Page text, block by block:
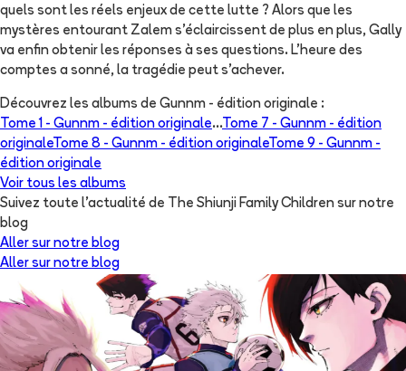
quels sont les réels enjeux de cette lutte ? Alors que les
mystères entourant Zalem s’éclaircissent de plus en plus, Gally
va enfin obtenir les réponses à ses questions. L’heure des
comptes a sonné, la tragédie peut s’achever.
Découvrez les albums de Gunnm - édition originale :
Tome 1 - Gunnm - édition originale...Tome 7 - Gunnm - édition
originaleTome 8 - Gunnm - édition originaleTome 9 - Gunnm -
édition originale
Voir tous les albums
Suivez toute l'actualité de The Shiunji Family Children sur notre
blog
Aller sur notre blog
Aller sur notre blog